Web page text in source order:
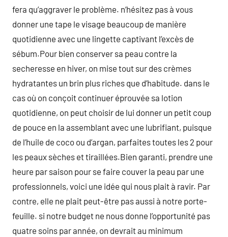
fera qu’aggraver le problème. n’hésitez pas à vous
donner une tape le visage beaucoup de manière
quotidienne avec une lingette captivant l’excès de
sébum.Pour bien conserver sa peau contre la
secheresse en hiver, on mise tout sur des crèmes
hydratantes un brin plus riches que d’habitude. dans le
cas où on conçoit continuer éprouvée sa lotion
quotidienne, on peut choisir de lui donner un petit coup
de pouce en la assemblant avec une lubrifiant, puisque
de l’huile de coco ou d’argan, parfaites toutes les 2 pour
les peaux sèches et tiraillées.Bien garanti, prendre une
heure par saison pour se faire couver la peau par une
professionnels, voici une idée qui nous plait à ravir. Par
contre, elle ne plait peut-être pas aussi à notre porte-
feuille. si notre budget ne nous donne l’opportunité pas
quatre soins par année, on devrait au minimum